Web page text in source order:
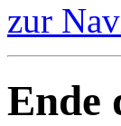
zur
Ende